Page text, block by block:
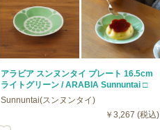
アラビア スンヌンタイ プレート 16.5cm
ライトグリーン / ARABIA Sunnuntai □
Sunnuntai(スンヌンタイ)
￥3,267 (税込)